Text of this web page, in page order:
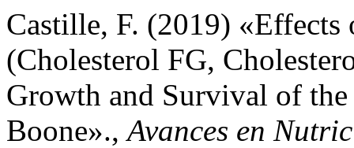
Castille, F. (2019) «Effects
(Cholesterol FG,
Growth and Survival of
Boone».,Avances en